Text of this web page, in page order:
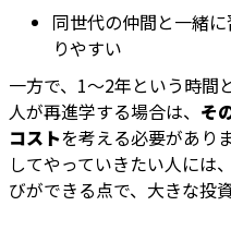
同世代の仲間と一緒
りやすい
一方で、1〜2年という時間
人が再進学する場合は、 そ
コストを考える必要があり
してやっていきたい人には
びができる点で、大きな投